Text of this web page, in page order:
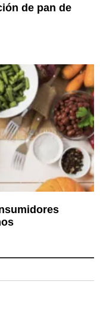
de pan de